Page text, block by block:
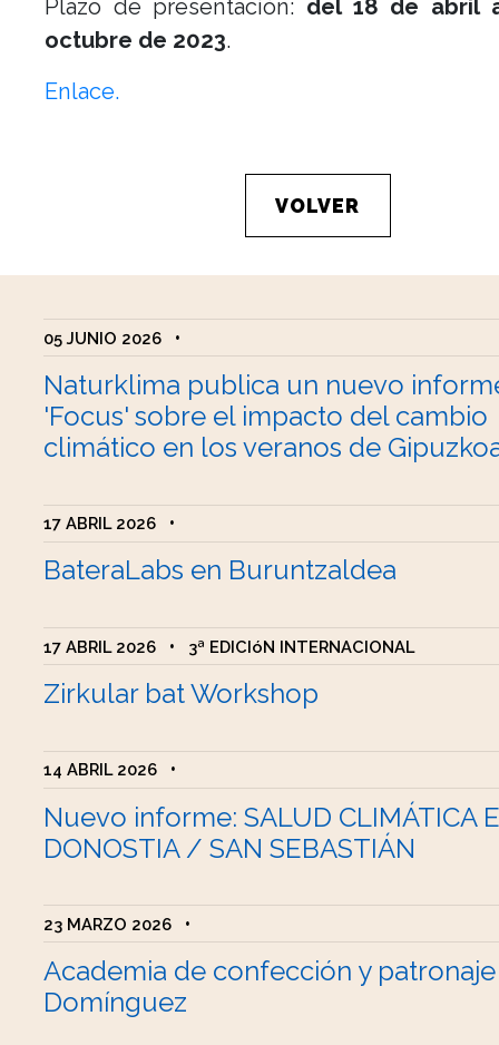
Plazo de presentación: del 18 de abril
octubre de 2023.
Enlace.
VOLVER
05 JUNIO 2026 •
Naturklima publica un nuevo
'Focus' sobre el impacto del cambio
climático en los veranos de
17 ABRIL 2026 •
BateraLabs en Buruntzaldea
17 ABRIL 2026 • 3ª EDICIóN INTERNACIONAL
Zirkular bat Workshop
14 ABRIL 2026 •
Nuevo informe: SALUD CLIMÁTICA
DONOSTIA / SAN SEBASTIÁN
23 MARZO 2026 •
Academia de confección y
Domínguez